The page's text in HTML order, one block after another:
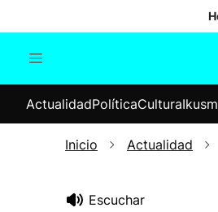
Internacional
ActualidadPolíticaCultura
Inicio Actualidad
Escuchar